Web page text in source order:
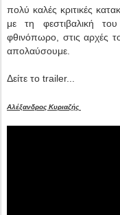
πολύ καλές κριτικές
με τη φεστιβαλική
φθινόπωρο, στις αρχές
απολαύσουμε.
Δείτε το trailer...
Αλέξανδρος Κυριαζής